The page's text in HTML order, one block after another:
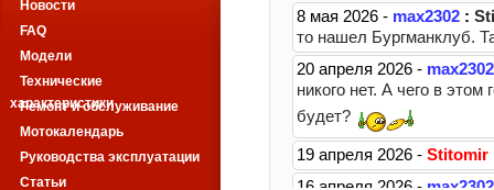
Новости
FAQ
Модели
Технические
характеристики
Ремонт и обслуживание
Мотокалендарь
Руководства эксплуатации
Статьи